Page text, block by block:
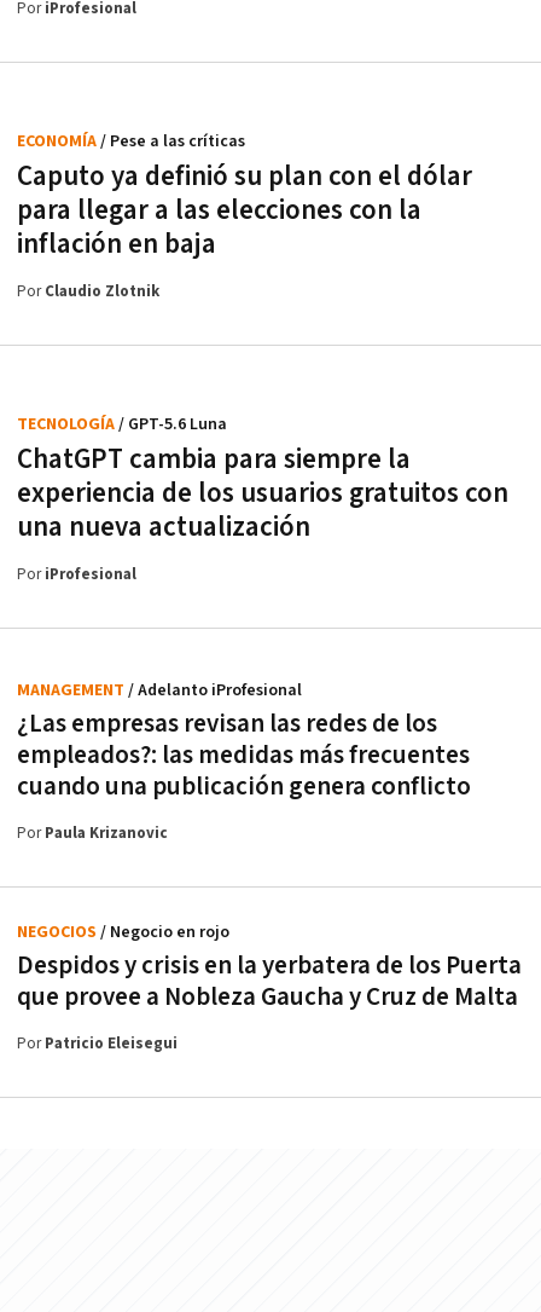
PoriProfesional
Caputo ya definió su plan con el dólar
para llegar a las elecciones con la
inflación en baja
ECONOMÍA/ Pese a las críticas
PorClaudio Zlotnik
ChatGPT cambia para siempre la
experiencia de los usuarios gratuitos con
una nueva actualización
TECNOLOGÍA/ GPT-5.6 Luna
PoriProfesional
¿Las empresas revisan las redes de los
empleados?: las medidas más frecuentes
cuando una publicación genera conflicto
MANAGEMENT / Adelanto iProfesional
PorPaula Krizanovic
Despidos y crisis en la yerbatera de los Puerta
que provee a Nobleza Gaucha y Cruz de Malta
NEGOCIOS / Negocio en rojo
PorPatricio Eleisegui